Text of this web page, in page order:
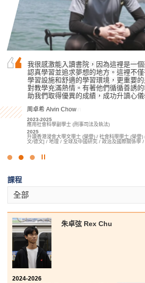
書院的課程講師經常傳授他們在復康
專業知識，他們的指導是我學習中最
當我到醫療機構實習時，透過與資深
人員一同共事，我學懂如何與來自不
背景和健康狀況的患者相處。
陳嘉希 Denise Chan
2022-2024
應用健康及康復護理高級文憑
2024
升讀香港理工大學職業治療學 (榮譽) 理學士學位
我很感激能入讀書院，因為這裡是一
認真學習並追求夢想的地方。這裡不
學習設施和舒適的學習環境，更重要
對教學充滿熱情。有著他們循循善誘
助我們取得優異的成績，成功升讀心儀
周卓希 Alvin Chow
2023-2025
應用社會科學副學士 (刑事司法及執法)
2025
升讀香港浸會大學文學士 (榮譽) / 社會科學學士 (榮譽)
文/德文] / 地理 / 全球及中國研究 / 政治及國際關係學
我經常以「為社會貢獻赤誠之心」的
習，加上適當的課外實踐實習活動，
願升讀大學。
候振海 Henry Hau
應用社會科學副學士 (刑事司法及執法)
升讀香港大學社會科學學士 (高年級入學)
點
燈
片
課程
全部
朱卓弦 Rex Chu
2024-2026